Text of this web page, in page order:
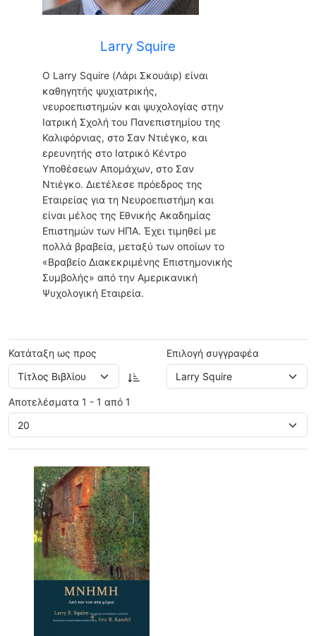
Larry Squire
Ο Larry Squire (Λάρι Σκουάιρ) είναι
καθηγητής ψυχιατρικής,
νευροεπιστημών και ψυχολογίας στην
Ιατρική Σχολή του Πανεπιστημίου της
Καλιφόρνιας, στο Σαν Ντιέγκο, και
ερευνητής στο Ιατρικό Κέντρο
Υποθέσεων Απομάχων, στο Σαν
Ντιέγκο. Διετέλεσε πρόεδρος της
Εταιρείας για τη Νευροεπιστήμη και
είναι μέλος της Εθνικής Ακαδημίας
Επιστημών των ΗΠΑ. Έχει τιμηθεί με
πολλά βραβεία, μεταξύ των οποίων το
«Βραβείο Διακεκριμένης Επιστημονικής
Συμβολής» από την Αμερικανική
Ψυχολογική Εταιρεία.
Κατάταξη ως προς Επιλογή συγγραφέα
Αποτελέσματα 1 - 1 από 1